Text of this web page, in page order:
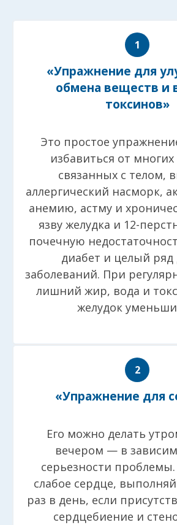
«Упражнение для
обмена веществ и
токсинов»
Это простое
избавиться от многих
связанных с телом,
аллергический насморк,
анемию, астму и
язву желудка и 12-
почечную
диабет и целый ряд
заболеваний. При
лишний жир, вода и
желудок
«Упражнение для
Его можно делать
вечером — в
серьезности проблемы.
слабое сердце,
раз в день, если
сердцебиение и